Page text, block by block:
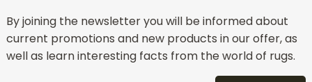
By joining the newsletter you will be informed about
current promotions and new products in our offer, as
well as learn interesting facts from the world of rugs.